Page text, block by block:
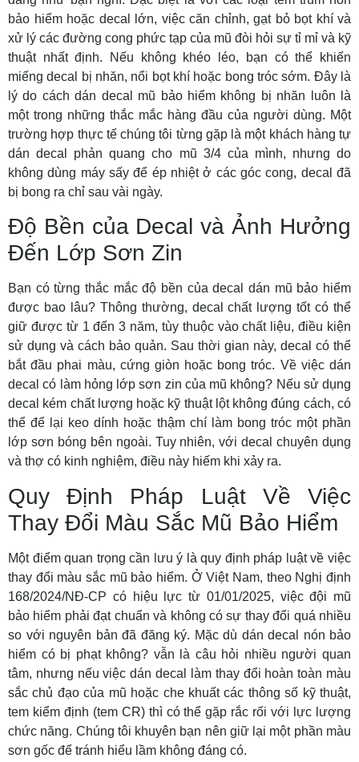
bảo hiểmhoặc decal lớn, việc căn chỉnh, gạt bỏ bọt khí và
xử lý các đường cong phức tạp của mũ đòi hỏi sự tỉ mỉ và kỹ
thuật nhất định. Nếu không khéo léo, bạn có thể khiến
miếng decal bị nhăn, nổi bọt khí hoặc bong tróc sớm. Đây là
lý do cách dán decal mũ bảo hiểm không bị nhăn luôn là
một trong những thắc mắc hàng đầu của người dùng. Một
trường hợp thực tế chúng tôi từng gặp là một khách hàng tự
dán decal phản quang cho mũ 3/4 của mình, nhưng do
không dùng máy sấy để ép nhiệt ở các góc cong, decal đã
bị bong ra chỉ sau vài ngày.
Độ Bền của Decal và Ảnh Hưởng
Đến Lớp Sơn Zin
Bạn có từng thắc mắcđộ bền của decal dán mũ bảo hiểm
được bao lâu?Thông thường, decal chất lượng tốt có thể
giữ được từ 1 đến 3 năm, tùy thuộc vào chất liệu, điều kiện
sử dụng và cách bảo quản. Sau thời gian này, decal có thể
bắt đầu phai màu, cứng giòn hoặc bong tróc. Về việc dán
decal có làm hỏng lớp sơn zin của mũ không? Nếu sử dụng
decal kém chất lượng hoặc kỹ thuật lột không đúng cách, có
thể để lại keo dính hoặc thậm chí làm bong tróc một phần
lớp sơn bóng bên ngoài. Tuy nhiên, với decal chuyên dụng
và thợ có kinh nghiệm, điều này hiếm khi xảy ra.
Quy Định Pháp Luật Về Việc
Thay Đổi Màu Sắc Mũ Bảo Hiểm
Một điểmquan trọng cần lưu ý làquy định pháp luật về việc
thay đổi màu sắc mũ bảo hiểm. Ở Việt Nam, theo Nghị định
168/2024/NĐ-CP có hiệu lực từ 01/01/2025, việc đội mũ
bảo hiểm phải đạt chuẩn và không có sự thay đổi quá nhiều
so với nguyên bản đã đăng ký. Mặc dù dán decal nón bảo
hiểm có bị phạt không? vẫn là câu hỏi nhiều người quan
tâm, nhưng nếu việc dán decal làm thay đổi hoàn toàn màu
sắc chủ đạo của mũ hoặc che khuất các thông số kỹ thuật,
tem kiểm định (tem CR) thì có thể gặp rắc rối với lực lượng
chức năng. Chúng tôi khuyên bạn nên giữ lại một phần màu
sơn gốc để tránh hiểu lầm không đáng có.